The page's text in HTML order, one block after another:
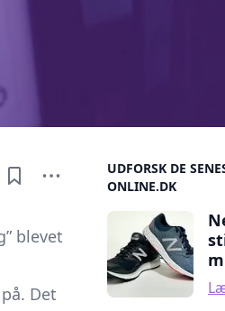
blevet
Det
Sidebar
UDFORSK DE
ONLINE.DK